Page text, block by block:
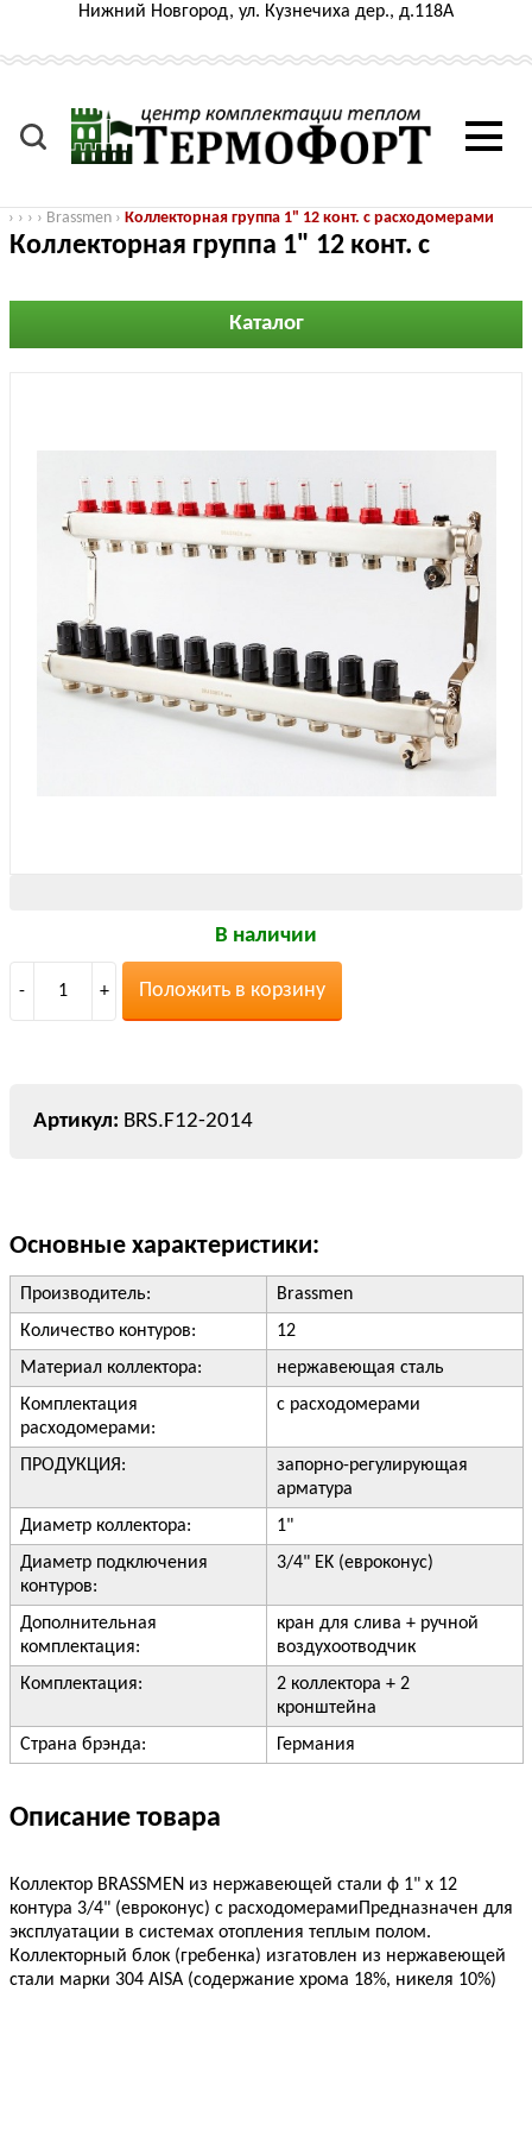
Нижний Новгород, ул. Кузнечиха дер., д.118А
› › › › Brassmen › Коллекторная группа 1" 12 конт. с расходомерами
Коллекторная группа 1" 12 конт. с
Каталог
В наличии
- 1 + Положить в корзину
BRS.F12-2014
Основные характеристики:
Производитель:
Brassmen
Количество контуров:
12
Материал коллектора:
нержавеющая сталь
Комплектация
расходомерами:
с расходомерами
ПРОДУКЦИЯ:
запорно-регулирующая
арматура
Диаметр коллектора:
1"
Диаметр подключения
контуров:
3/4" EK (евроконус)
Дополнительная
комплектация:
кран для слива + ручной
воздухоотводчик
Комплектация:
2 коллектора + 2
кронштейна
Страна брэнда:
Германия
Описание товара
Коллектор BRASSMEN из нержавеющей стали ф 1" x 12
контура 3/4" (евроконус) с расходомерамиПредназначен для
эксплуатации в системах отопления теплым полом.
Коллекторный блок (гребенка) изгатовлен из нержавеющей
стали марки 304 AISA (содержание хрома 18%, никеля 10%)